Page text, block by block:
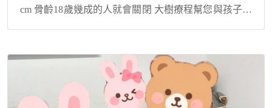
cm 骨齡18歲幾成的人就會關閉 大樹療程幫您與孩子解